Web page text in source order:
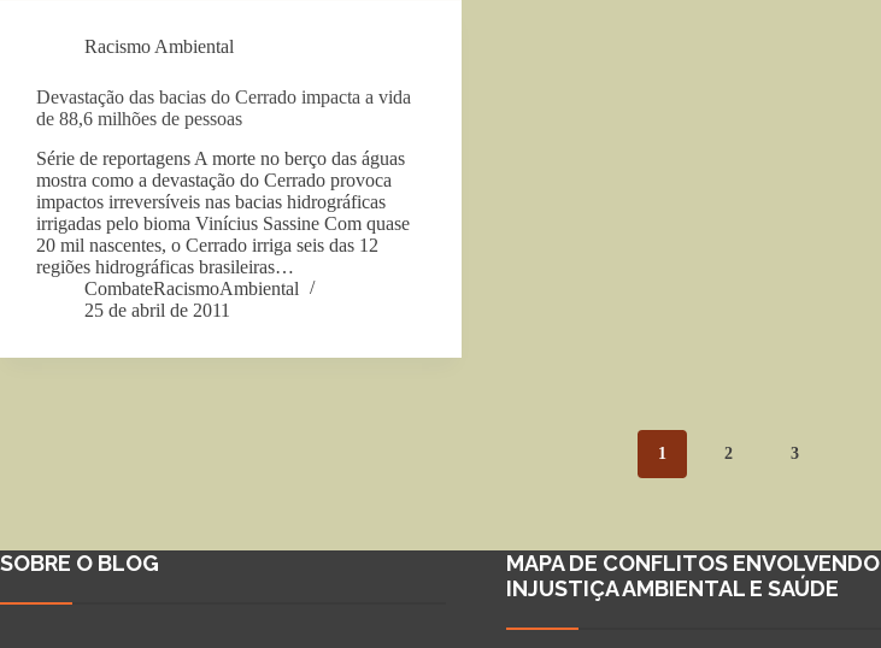
Racismo Ambiental
Devastação das bacias do Cerrado impacta a vida
de 88,6 milhões de pessoas
Série de reportagens A morte no berço das águas
mostra como a devastação do Cerrado provoca
impactos irreversíveis nas bacias hidrográficas
irrigadas pelo bioma Vinícius Sassine Com quase
20 mil nascentes, o Cerrado irriga seis das 12
regiões hidrográficas brasileiras…
CombateRacismoAmbiental
25 de abril de 2011
1 2 3
SOBRE O BLOG
MAPA DE CONFLITOS ENVOLVENDO
INJUSTIÇA AMBIENTAL E SAÚDE